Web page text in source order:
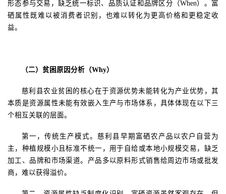
形态参与交易，缺乏统一标识、品质认证和品牌区分（When）。富
硒属性既难以被消费者识别，也难以转化为更高价格和更稳定收
益。
（二）贫困原因分析（Why）
慈利县农业贫困的核心在于资源优势未能转化为产业优势，其
本质是资源属性未能有效嵌入生产与市场体系，具体体现在以下三
个相互关联的层面。
第一，传统生产模式。慈利县早期富硒农产品以农户自营为
主，种植规模小且标准不统一，用于自给或本地小规模交易，缺乏
加工、品牌和市场渠道。产品多以原料形式销售给周边市场或批发
商，难以获得溢价。